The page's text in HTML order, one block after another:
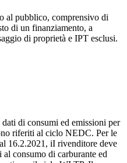
al pubblico, comprensivo di
di un finanziamento, a
di proprietà e IPT esclusi.
dati di consumi ed emissioni per
riferiti al ciclo NEDC. Per le
16.2.2021, iI rivenditore deve
consumo di carburante ed